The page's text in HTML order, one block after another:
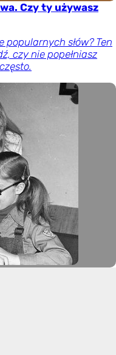
Czy ty używasz
popularnych słów? Ten
czy nie popełniasz